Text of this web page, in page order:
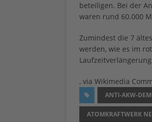
beteiligen. Bei der
waren rund 60.000
Zumindest die 7
werden, wie es im
, via Wikimedia
ANTI-AKW-
ATOMKRAFTWERK